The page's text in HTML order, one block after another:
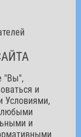
"Вы",
и
Условиями,
и